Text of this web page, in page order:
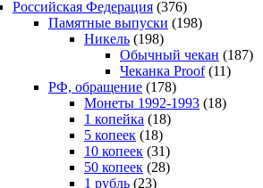
Российская Федерация (376)
Памятные выпуски (198)
Никель (198)
Обычный чекан (187)
Чеканка Proof(11)
РФ, обращение (178)
Монеты 1992-1993 (18)
1 копейка (18)
5 копеек (18)
10 копеек (31)
50 копеек (28)
1 рубль (23)